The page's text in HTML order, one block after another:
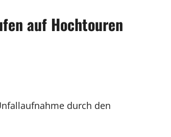
auf Hochtouren
durch den